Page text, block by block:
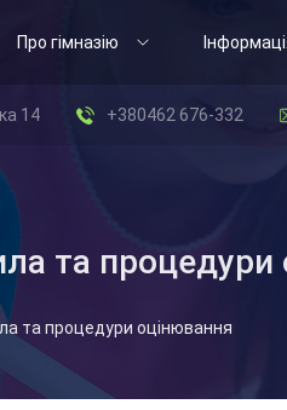
Про гімназію
14 +380462 676-332
та
та процедури оцінювання